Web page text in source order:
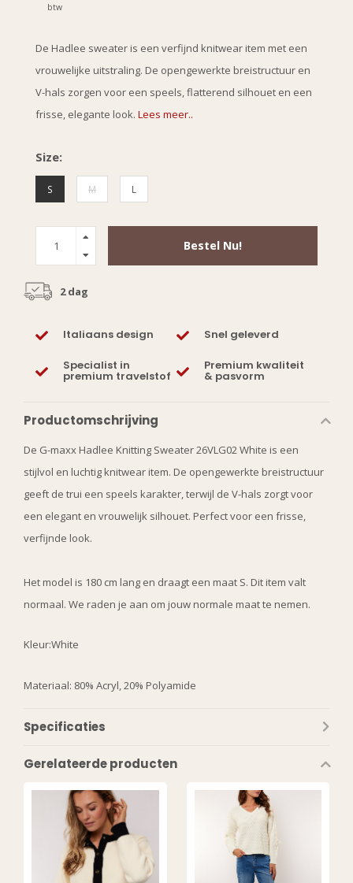
btw
De Hadlee sweater is een verfijnd knitwear item met een
vrouwelijke uitstraling. De opengewerkte breistructuur en
V-hals zorgen voor een speels, flatterend silhouet en een
frisse, elegante look. Lees meer..
Size:
S M L
Bestel Nu!
2 dag
Italiaans design Snel geleverd
Specialist in
premium travelstof
Premium kwaliteit
& pasvorm
Productomschrijving
De G-maxx Hadlee Knitting Sweater 26VLG02 White is een
stijlvol en luchtig knitwear item. De opengewerkte breistructuur
geeft de trui een speels karakter, terwijl de V-hals zorgt voor
een elegant en vrouwelijk silhouet. Perfect voor een frisse,
verfijnde look.
Het model is 180 cm lang en draagt een maat S. Dit item valt
normaal. We raden je aan om jouw normale maat te nemen.
Kleur:White
Materiaal: 80% Acryl, 20% Polyamide
Specificaties
Gerelateerde producten